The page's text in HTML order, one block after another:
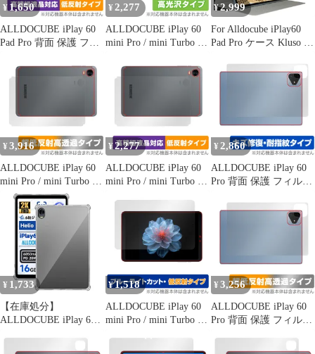
¥ 1,650
ALLDOCUBE iPlay 60
Pad Pro 背面 保護 フィ
for オールドキューブ
本体保護フィルム さら
さら手触り 低反射素材
¥ 2,277
ALLDOCUBE iPlay 60
mini Pro / mini Turbo 背
OverLay Brilliant for オ
ールドキューブ タブレ
ット 本体保護 高光沢素
¥2,999
For Alldocube iPlay60
Pad Pro ケース Kluso 超
ー 開閉式 スタンド ス
マートケース スタンド
12インチ 対応 (ブラッ
ク)
¥ 3,916
ALLDOCUBE iPlay 60
mini Pro / mini Turbo 背
面 保護 フィルム
OverLay Plus Premium
for オールドキューブ
タブレット 本体保護さ
らさら
¥2,277
ALLDOCUBE iPlay 60
mini Pro / mini Turbo 背
ールドキューブ タブレ
ット 本体保護 さらさら
¥ 2,860
ALLDOCUBE iPlay 60
Pro 背面 保護 フィルム
ルドキューブ 本体保護
フィルム 傷修復 指紋防
¥ 1,733
【在庫処分】
ALLDOCUBE iPlay 60
ース For (2024最新) 8.4
¥1,518
ALLDOCUBE iPlay 60
mini Pro / mini Turbo 保
¥ 3,256
ALLDOCUBE iPlay 60
Pro 背面 保護 フィルム
for オールドキューブ